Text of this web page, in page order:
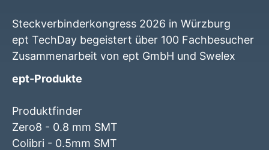
Steckverbinderkongress 2026 in Würzburg
ept TechDay begeistert über 100 Fachbesucher
Zusammenarbeit von ept GmbH und Swelex
ept-Produkte
Produktfinder
Zero8 - 0.8 mm SMT
Colibri - 0.5mm SMT